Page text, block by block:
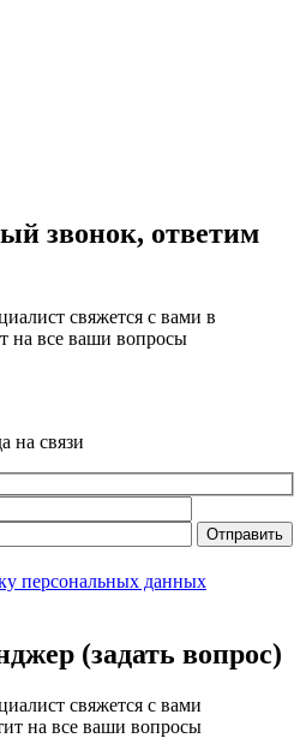
звонок, ответим
свяжется с вами в
на все ваши вопросы
на связи
Отправить
персональных данных
(задать вопрос)
свяжется с вами
на все ваши вопросы